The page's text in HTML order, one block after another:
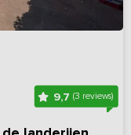
9,7(3 reviews)